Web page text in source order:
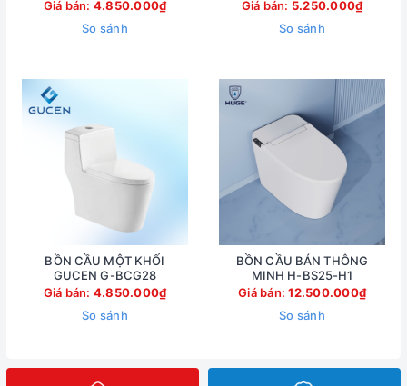
Giá bán: 4.850.000₫
So sánh
Giá bán: 5.250.000₫
So sánh
BỒN CẦU MỘT KHỐI
GUCEN G-BCG28
Giá bán: 4.850.000₫
So sánh
BỒN CẦU BÁN THÔNG
MINH H-BS25-H1
Giá bán:12.500.000₫
So sánh